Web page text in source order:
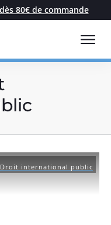
80€ de commande
Droit international public